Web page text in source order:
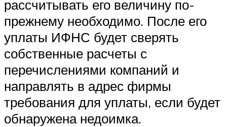
рассчитывать его величину по-
прежнему необходимо. После его
уплаты ИФНС будет сверять
собственные расчеты с
перечислениями компаний и
направлять в адрес фирмы
требования для уплаты, если будет
обнаружена недоимка.